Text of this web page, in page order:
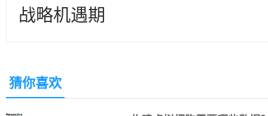
战略机遇期
猜你喜欢